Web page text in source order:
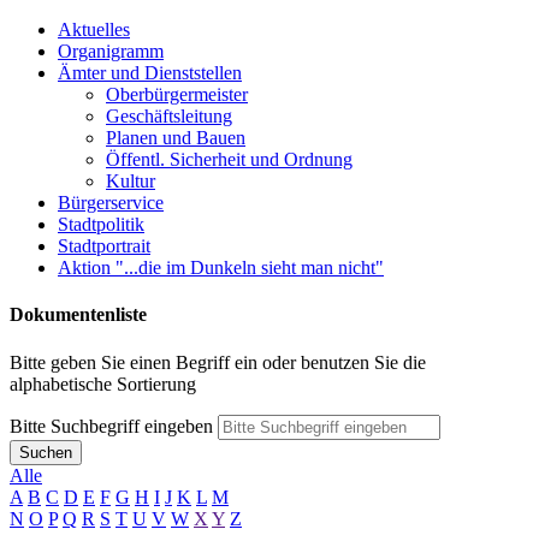
Aktuelles
Organigramm
Ämter und Dienststellen
Oberbürgermeister
Geschäftsleitung
Planen und Bauen
Öffentl. Sicherheit und Ordnung
Kultur
Bürgerservice
Stadtpolitik
Stadtportrait
Aktion "...die im Dunkeln sieht man nicht"
Dokumentenliste
Bitte geben Sie einen Begriff ein oder benutzen Sie die
alphabetische Sortierung
Bitte Suchbegriff eingeben
Suchen
Alle
A B C D E F G H I J K L M
N O P Q R S T U V W X Y Z